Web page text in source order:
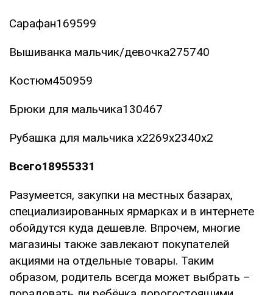
Сарафан169599
Вышиванка мальчик/девочка275740
Костюм450959
Брюки для мальчика130467
Рубашка для мальчика х2269х2340х2
Всего18955331
Разумеется, закупки на местных базарах,
специализированных ярмарках и в интернете
обойдутся куда дешевле. Впрочем, многие
магазины также завлекают покупателей
акциями на отдельные товары. Таким
образом, родитель всегда может выбрать –